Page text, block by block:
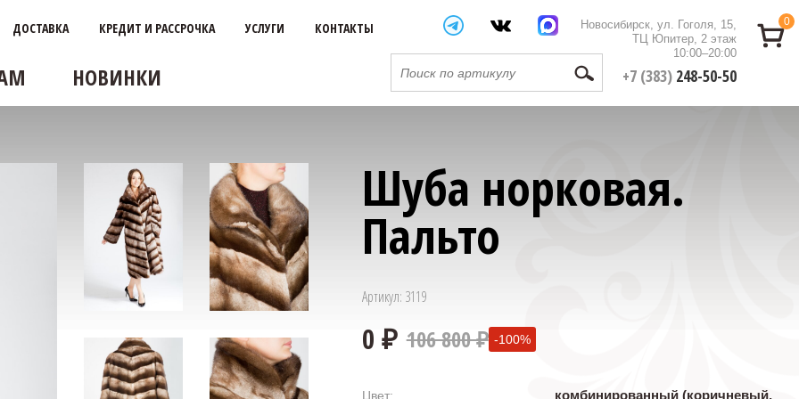
Новосибирск, ул. Гоголя, 15,
ТЦ Юпитер, 2 этаж
10:00–20:00
+7 (383) 248-50-50
ДОСТАВКА КРЕДИТ И РАССРОЧКА УСЛУГИ КОНТАКТЫ
НОВИНКИ
0
Шуба норковая.
Пальто
Артикул: 3119
106 800 ₽ -100%
Цвет:
комбинированный (коричневый,